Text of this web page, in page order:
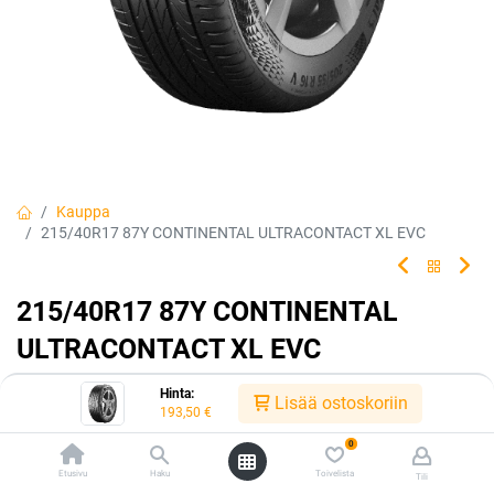
Hinta:
193,50 € Lisää ostoskoriin
Etusivu Haku
0
Toivelista Tili
Kauppa
215/40R17 87Y CONTINENTAL ULTRACONTACT XL EVC
215/40R17 87Y CONTINENTAL
ULTRACONTACT XL EVC
Tehty kestämään.
4019238099812 Tuotekoodi:227546
193,50€